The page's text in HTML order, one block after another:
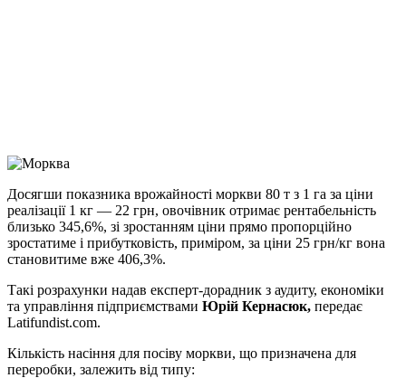
Link
Print
Досягши показника врожайності моркви 80 т з 1 га за ціни
реалізації 1 кг — 22 грн, овочівник отримає рентабельність
близько 345,6%, зі зростанням ціни прямо пропорційно
зростатиме і прибутковість, приміром, за ціни 25 грн/кг вона
становитиме вже 406,3%.
Такі розрахунки надав експерт-дорадник з аудиту, економіки
та управління підприємствами Юрій Кернасюк, передає
Latifundist.com.
Кількість насіння для посіву моркви, що призначена для
переробки, залежить від типу: